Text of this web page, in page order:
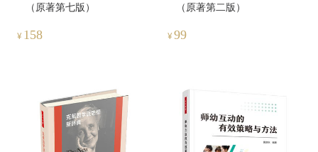
（原著第七版）
¥ 158
（原著第二版）
¥ 99